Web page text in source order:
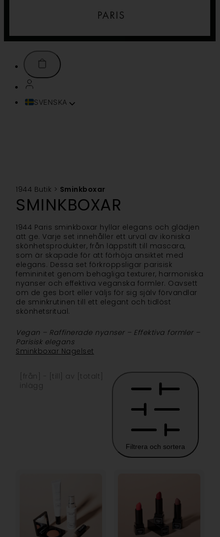
SVENSKA
TÜRKÇE
简体中文
1944 Butik > Sminkboxar
SMINKBOXAR
1944 Paris sminkboxar hyllar elegans och glädjen
att ge. Varje set innehåller ett urval av ikoniska
skönhetsprodukter, från läppstift till mascara,
som är skapade för att förhöja ansiktet med
elegans. Dessa set förkroppsligar parisisk
femininitet genom behagliga texturer, harmoniska
nyanser och effektiva veganska formler. Oavsett
om de ges bort eller väljs för sig själv förvandlar
de sminkrutinen till ett elegant och tidlöst
skönhetsritual.
Vegan – Raffinerade nyanser – Effektiva formler –
Parisisk elegans
Sminkboxar Nagelset
[från] - [till] av [totalt]
inlägg
Filtrera och sortera